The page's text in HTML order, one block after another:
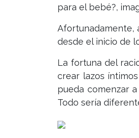
para el bebé?,
Afortunadamente,
desde el inicio de
La fortuna del
crear lazos
pueda comenzar
Todo sería